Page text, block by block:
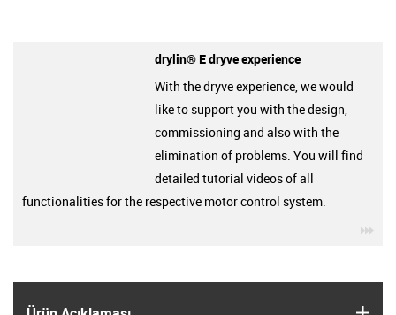
drylin® E dryve experience
With the dryve experience, we would
like to support you with the design,
commissioning and also with the
elimination of problems. You will find
detailed tutorial videos of all
functionalities for the respective motor control system.